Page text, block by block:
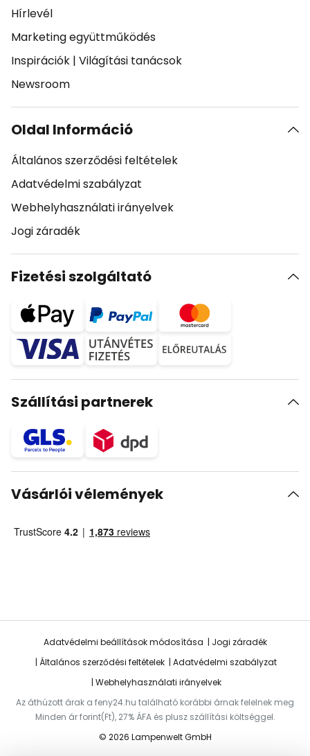
Hírlevél
Marketing együttműködés
Inspirációk | Világítási tanácsok
Newsroom
Oldal Információ
Általános szerződési feltételek
Adatvédelmi szabályzat
Webhelyhasználati irányelvek
Jogi záradék
Fizetési szolgáltató
Szállítási partnerek
Vásárlói vélemények
Adatvédelmi beállítások módosítása
Jogi záradék
Általános szerződési feltételek
Adatvédelmi szabályzat
Webhelyhasználati irányelvek
Az áthúzott árak a feny24.hu található korábbi árnak felelnek meg
Minden ár forint(Ft), 27% ÁFA és plusz szállítási költséggel.
© 2026 Lampenwelt GmbH